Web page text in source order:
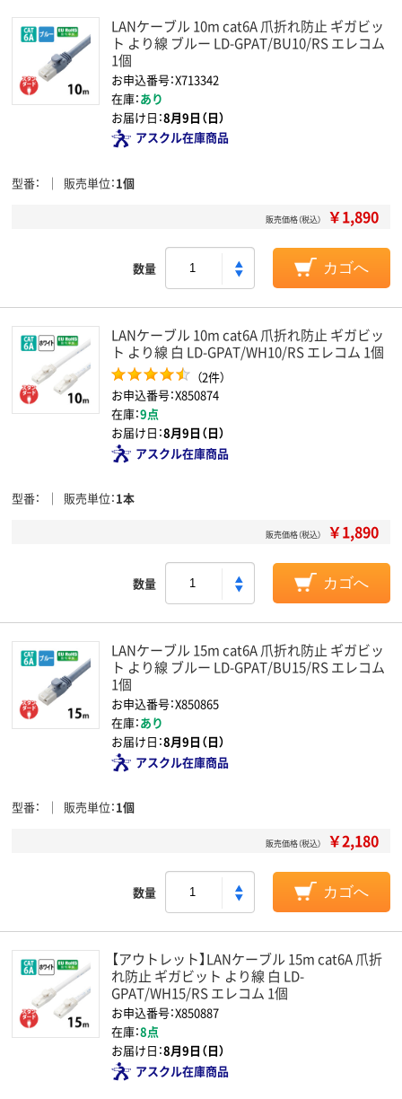
LANケーブル 10m cat6A 爪折れ防止 ギガビッ
ト より線 ブルー LD-GPAT/BU10/RS エレコム
1個
お申込番号：X713342
在庫：あり
お届け日：8月9日（日）
アスクル在庫商品
型番 販売単位 1個
販売価格（税込） ￥1,890
数量 カゴへ
LANケーブル 10m cat6A 爪折れ防止 ギガビッ
ト より線 白 LD-GPAT/WH10/RS エレコム 1個
（2件）
お申込番号：X850874
在庫：9点
お届け日：8月9日（日）
アスクル在庫商品
型番 販売単位 1本
販売価格（税込） ￥1,890
数量 カゴへ
LANケーブル 15m cat6A 爪折れ防止 ギガビッ
ト より線 ブルー LD-GPAT/BU15/RS エレコム
1個
お申込番号：X850865
在庫：あり
お届け日：8月9日（日）
アスクル在庫商品
型番 販売単位 1個
販売価格（税込） ￥2,180
数量 カゴへ
【アウトレット】LANケーブル 15m cat6A 爪折
れ防止 ギガビット より線 白 LD-
GPAT/WH15/RS エレコム 1個
お申込番号：X850887
在庫：8点
お届け日：8月9日（日）
アスクル在庫商品